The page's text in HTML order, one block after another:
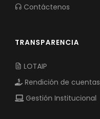
Contáctenos
TRANSPARENCIA
LOTAIP
Rendición de cuentas
Gestión Institucional